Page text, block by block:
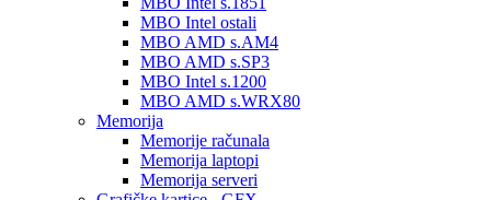
MBO Intel ostali
MBO AMD s.AM4
MBO AMD s.SP3
MBO Intel s.1200
MBO AMD s.WRX80
Memorija
Memorije računala
Memorija laptopi
Memorija serveri